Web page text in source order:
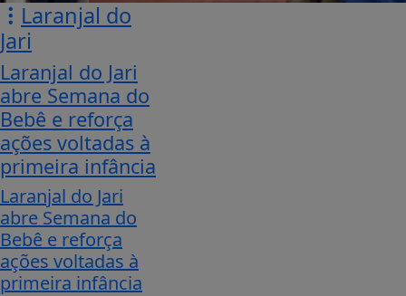
Laranjal do
Jari
Laranjal do Jari
abre Semana do
Bebê e reforça
ações voltadas à
primeira infância
Laranjal do Jari
abre Semana do
Bebê e reforça
ações voltadas à
primeira infância